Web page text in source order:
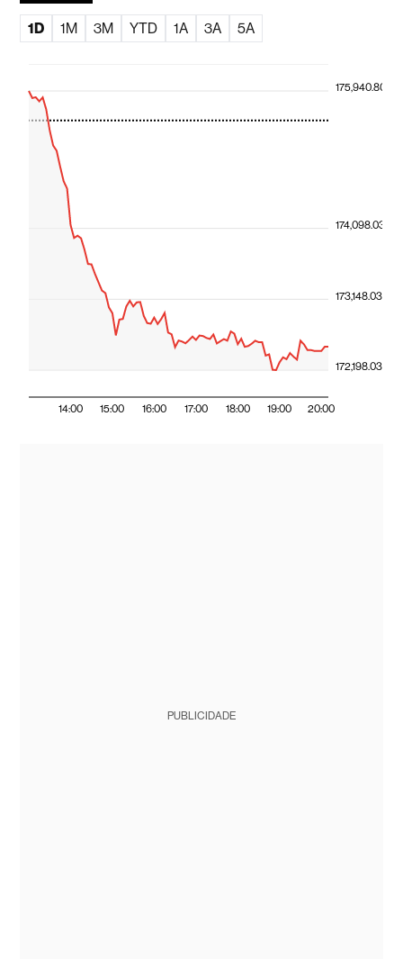
1D 1M 3M YTD 1A 3A 5A
14:00 15:00 16:00 17:00 18:00 19:00 20:00
172,198.03
173,148.03
174,098.03
175,940.80
PUBLICIDADE